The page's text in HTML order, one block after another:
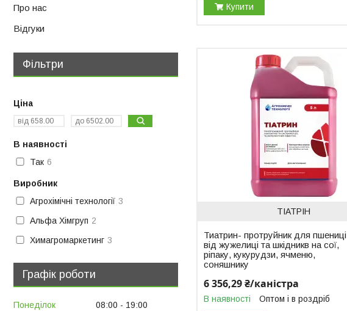
Купити
ТІАТРІН
Тиатрин- протруйник для пшениці
від жужелиці та шкідникв на сої,
ріпаку, кукурудзи, ячменю,
соняшнику
6 356,29 ₴/каністра
В наявності Оптом і в роздріб
Про нас
Відгуки
Фільтри
Ціна
В наявності
Так 6
Виробник
Агрохімічні технології 3
Альфа Хімгруп 2
Химагромаркетинг 3
Графік роботи
Понеділок 08:00
19:00